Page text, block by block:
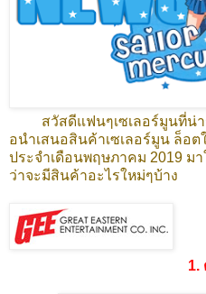
สวัสดีแฟนๆเซเลอร์มูนที่น่
อนำเสนอสินค้าเซเลอร์มูน ล็อต
ประจำเดือนพฤษภาคม 2019 ม
ว่าจะมีสินค้าอะไรใหม่ๆบ้าง
1.